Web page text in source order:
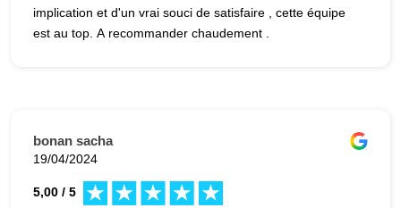
implication et d'un vrai souci de satisfaire , cette équipe
est au top. A recommander chaudement .
bonan sacha
19/04/2024
5,00 / 5